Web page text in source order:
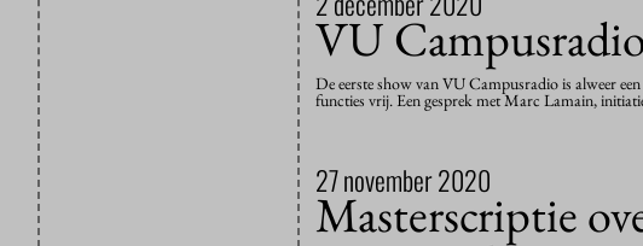
VU
De eerste show van VU Campusradio is alweer
functies vrij. Een gesprek met Marc Lamain,
27 november 2020
Masterscriptie